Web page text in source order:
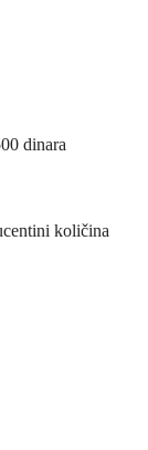
dinara
količina